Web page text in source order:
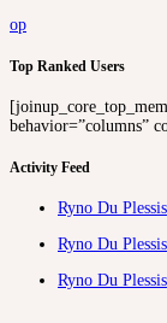
op
Top Ranked Users
behavior=”columns”
Activity Feed
Ryno Du Plessis
Ryno Du Plessis
Ryno Du Plessis